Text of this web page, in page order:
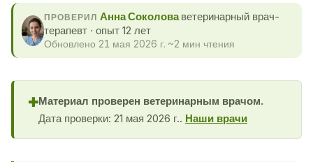
ПРОВЕРИЛ Анна Соколоваветеринарный врач-
терапевт · опыт 12 лет
Обновлено 21 мая 2026 г. ~2 мин чтения
✚Материал проверен ветеринарным врачом.
Дата проверки: 21 мая 2026 г.. Наши врачи